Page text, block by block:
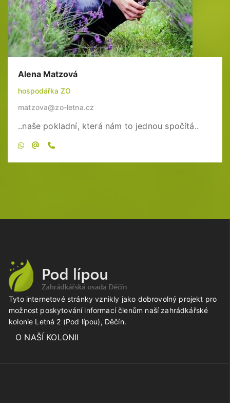
Alena Matzová
hospodářka ZO
matzova@zo-letna.cz
..naše pokladní, která nám to jednou spočítá..
Tyto internetové stránky vznikly jako dobrovolný projekt pro
možnost poskytování informací členům naší zahrádkářské
kolonie Letná 2 (Pod lípou), Děčín.
O NAŠÍ KOLONII